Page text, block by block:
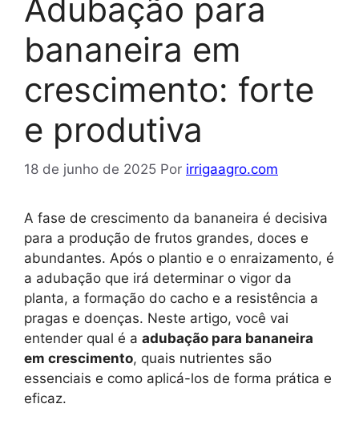
Adubação para
bananeira em
crescimento: forte
e produtiva
18 de junho de 2025 Por irrigaagro.com
A fase de crescimento da bananeira é decisiva
para a produção de frutos grandes, doces e
abundantes. Após o plantio e o enraizamento, é
a adubação que irá determinar o vigor da
planta, a formação do cacho e a resistência a
pragas e doenças. Neste artigo, você vai
entender qual é a adubação para bananeira
em crescimento, quais nutrientes são
essenciais e como aplicá-los de forma prática e
eficaz.